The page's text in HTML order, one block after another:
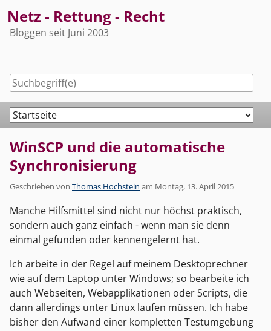
to
content
Netz - Rettung - Recht
Bloggen seit Juni 2003
Navigation
WinSCP und die automatische
Synchronisierung
Geschrieben von Thomas Hochstein am Montag, 13. April 2015
Manche Hilfsmittel sind nicht nur höchst praktisch,
sondern auch ganz einfach - wenn man sie denn
einmal gefunden oder kennengelernt hat.
Ich arbeite in der Regel auf meinem Desktoprechner
wie auf dem Laptop unter Windows; so bearbeite ich
auch Webseiten, Webapplikationen oder Scripts, die
dann allerdings unter Linux laufen müssen. Ich habe
bisher den Aufwand einer kompletten Testumgebung